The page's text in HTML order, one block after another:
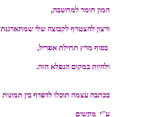
המון חומר למחשבה,
ורצון להצטרף לקבוצה שלי שמתארגנת
בסוף מרץ תחילת אפריל,
ולהיות במקום הנפלא הזה.
בכתבה עצמה תוכלו לדפדף בין תמונות
ע"י מקשים